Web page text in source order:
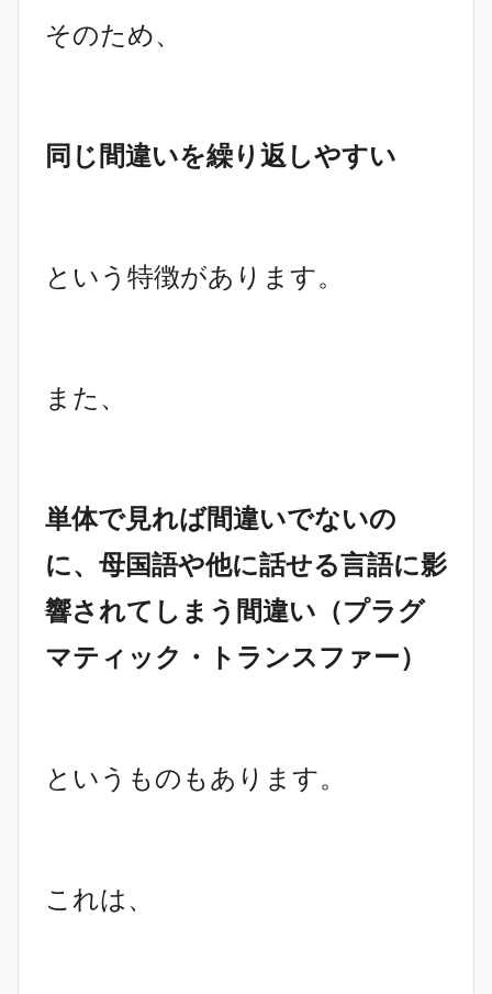
そのため、
同じ間違いを繰り返しやすい
という特徴があります。
また、
単体で見れば間違いでないの
に、母国語や他に話せる言語に影
響されてしまう間違い（プラグ
マティック・トランスファー）
というものもあります。
これは、